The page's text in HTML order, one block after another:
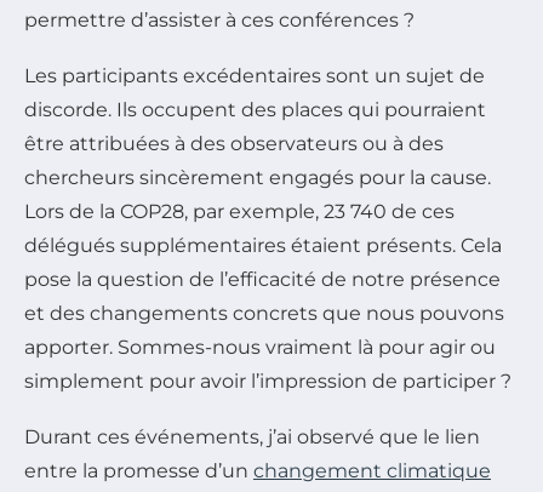
permettre d’assister à ces conférences ?
Les participants excédentaires sont un sujet de
discorde. Ils occupent des places qui pourraient
être attribuées à des observateurs ou à des
chercheurs sincèrement engagés pour la cause.
Lors de la COP28, par exemple, 23 740 de ces
délégués supplémentaires étaient présents. Cela
pose la question de l’efficacité de notre présence
et des changements concrets que nous pouvons
apporter. Sommes-nous vraiment là pour agir ou
simplement pour avoir l’impression de participer ?
Durant ces événements, j’ai observé que le lien
entre la promesse d’un changement climatique